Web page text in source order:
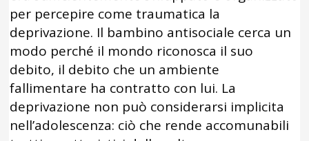
per percepire come traumatica la
deprivazione. Il bambino antisociale cerca un
modo perché il mondo riconosca il suo
debito, il debito che un ambiente
fallimentare ha contratto con lui. La
deprivazione non può considerarsi implicita
nell’adolescenza: ciò che rende accomunabili